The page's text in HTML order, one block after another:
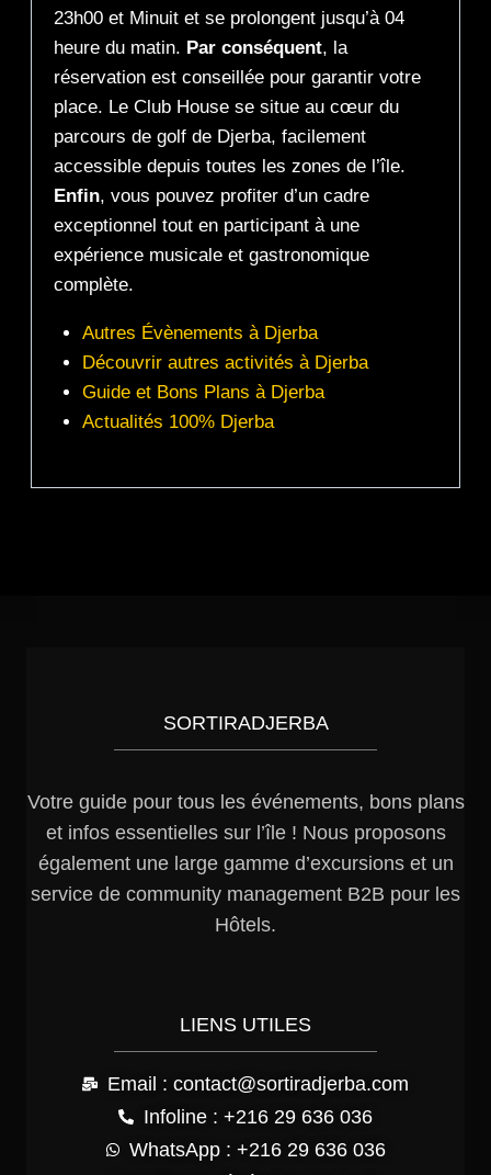
23h00 et Minuit et se prolongent jusqu’à 04
heure du matin. Par conséquent, la
réservation est conseillée pour garantir votre
place. Le Club House se situe au cœur du
parcours de golf de Djerba, facilement
accessible depuis toutes les zones de l’île.
Enfin, vous pouvez profiter d’un cadre
exceptionnel tout en participant à une
expérience musicale et gastronomique
complète.
Autres Évènements à Djerba
Découvrir autres activités à Djerba
Guide et Bons Plans à Djerba
Actualités 100% Djerba
SORTIRADJERBA
Votre guide pour tous les événements, bons plans
et infos essentielles sur l’île ! Nous proposons
également une large gamme d’excursions et un
service de community management B2B pour les
Hôtels.
LIENS UTILES
Email : contact@sortiradjerba.com
Infoline : +216 29 636 036
WhatsApp : +216 29 636 036